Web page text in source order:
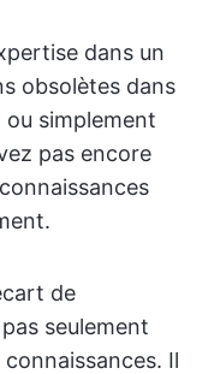
dans un
obsolètes dans
simplement
pas encore
de
seulement
Il